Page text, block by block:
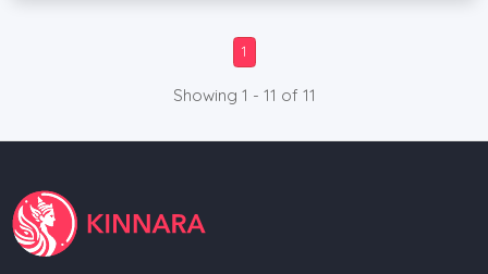
1
Showing 1 - 11 of 11